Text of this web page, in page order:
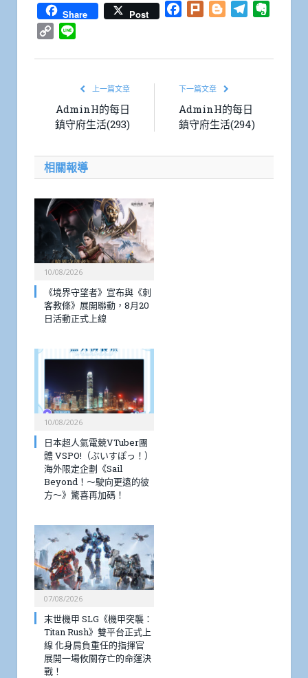
Share Post Facebook
Plurk BloggerTelegram
Copy
上一篇文章
AdminH的每日
鎮守府生活(293)
下一篇文章
AdminH的每日
鎮守府生活(294)
相關報導
10/08/2026
《境界守望者》宣布與《刺
客教條》展開聯動，8月20
日活動正式上線
10/08/2026
日本超人氣電競VTuber團
體 VSPO!（ぶいすぽっ！）
海外限定企劃《Sail
Beyond！～駛向更遠的彼
方～》驚喜再加碼！
07/08/2026
末世機甲 SLG《機甲突襲：
Titan Rush》雙平台正式上
線 化身肩負重任的指揮官
展開一場攸關存亡的命運決
戰！